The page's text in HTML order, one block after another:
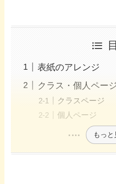
表紙のアレンジ
クラス・個人ペー
クラスページ
個人ページ
もっと